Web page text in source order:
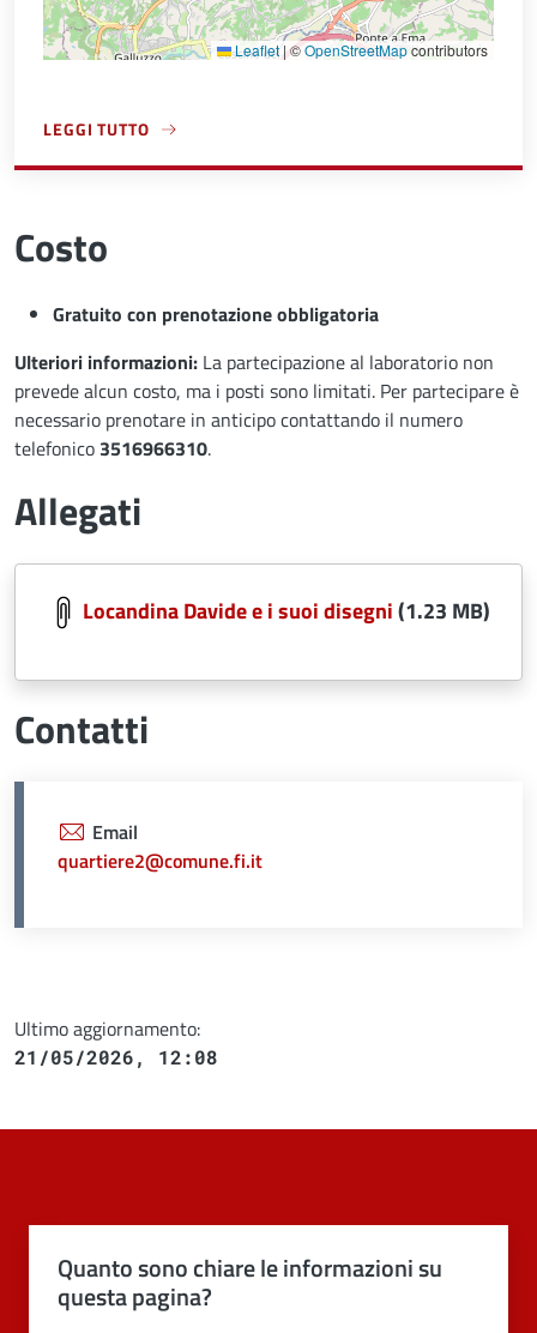
Leaflet|©OpenStreetMapcontributors
LEGGI TUTTO
A PROPOSITO DI PARTERRE
Costo
Gratuito con prenotazione obbligatoria
Ulteriori informazioni: La partecipazione al laboratorio non
prevede alcun costo, ma i posti sono limitati. Per partecipare è
necessario prenotare in anticipo contattando il numero
telefonico 3516966310.
Allegati
Document
Locandina Davide e i suoi disegni(1.23 MB)
Contatti
Email
quartiere2@comune.fi.it
Ultimo aggiornamento:
21/05/2026, 12:08
Quanto sono chiare le informazioni su
questa pagina?